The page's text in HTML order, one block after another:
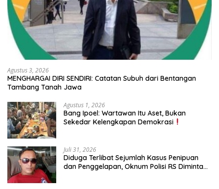
Agustus 3, 2026
MENGHARGAI DIRI SENDIRI: Catatan Subuh dari Bentangan
Tambang Tanah Jawa
Agustus 1, 2026
Bang Ipoel: Wartawan Itu Aset, Bukan
Sekedar Kelengkapan Demokrasi
Juli 31, 2026
Diduga Terlibat Sejumlah Kasus Penipuan
dan Penggelapan, Oknum Polisi RS Diminta